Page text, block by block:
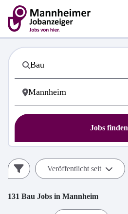
Jobs finden
Veröffentlicht seit
131 Bau Jobs in Mannheim